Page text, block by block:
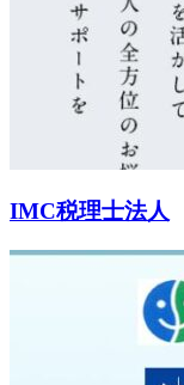
IMC税理士法人